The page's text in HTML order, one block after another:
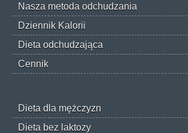
Nasza metoda odchudzania
Dziennik Kalorii
Dieta odchudzająca
Cennik
Dieta dla mężczyzn
Dieta bez laktozy